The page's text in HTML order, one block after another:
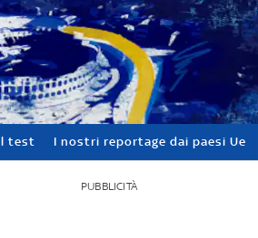
test I nostri reportage dai paesi Ue
PUBBLICITÀ